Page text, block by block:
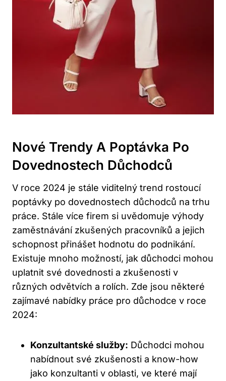
Nové Trendy A Poptávka Po
Dovednostech Důchodců
V roce 2024 je stále viditelný trend rostoucí
poptávky po dovednostech důchodců na trhu
práce. Stále více firem si uvědomuje výhody
zaměstnávání zkušených pracovníků a jejich
schopnost přinášet hodnotu do podnikání.
Existuje mnoho možností, jak důchodci mohou
uplatnit své dovednosti a zkušenosti v
různých odvětvích a rolích. Zde jsou některé
zajímavé nabídky práce pro důchodce v roce
2024:
Konzultantské služby: Důchodci mohou
nabídnout své zkušenosti a know-how
jako konzultanti v oblasti, ve které mají